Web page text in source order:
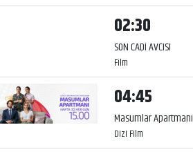
02:30
SON CADI AVCISI
Film
04:45
Masumlar Apartmanı
Dizi Film